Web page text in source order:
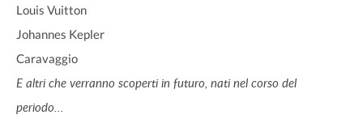
Louis Vuitton
Johannes Kepler
Caravaggio
E altri che verranno scoperti in futuro, nati nel corso del
periodo...